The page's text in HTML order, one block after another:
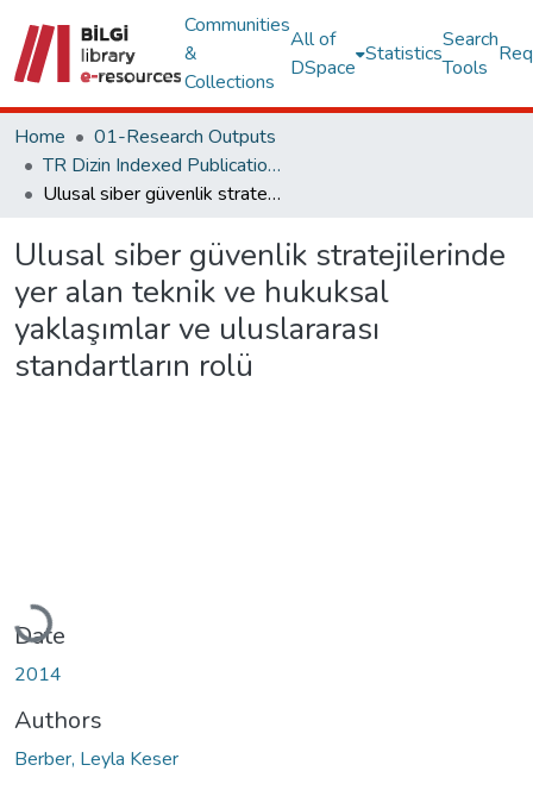
Communities
&
Collections
All of
DSpace
Statistics
Search
Tools
Home
01-Research Outputs
TR Dizin Indexed Publications
Ulusal siber güvenlik stratejilerinde yer alan teknik ve hukuksal yaklaşımlar ve uluslararası standartların rolü
Ulusal siber güvenlik stratejilerinde
yer alan teknik ve hukuksal
yaklaşımlar ve uluslararası
standartların rolü
Loading...
Date
2014
Authors
Berber, Leyla Keser